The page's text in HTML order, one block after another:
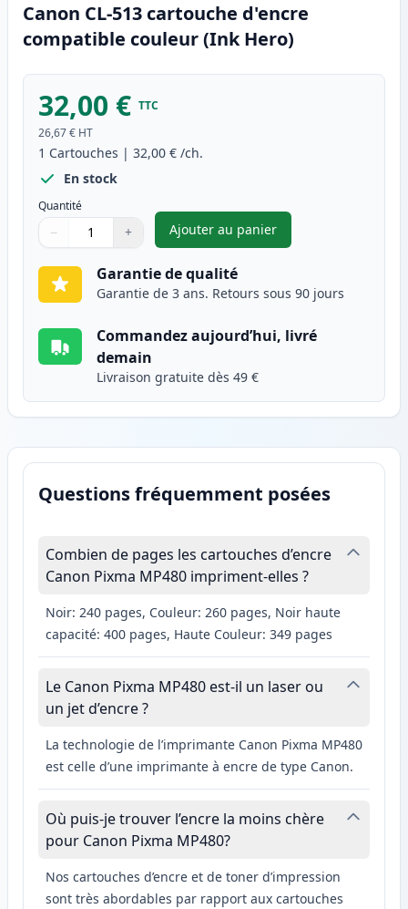
Canon CL-513 cartouche d'encre
compatible couleur (Ink Hero)
32,00 € TTC
26,67 € HT
1 Cartouches | 32,00 € /ch.
En stock
Quantité
Quantité
Utilisez les boutons pour ajuster
− +
Quantité
Ajouter au panier
,Canon CL-513 cartouche
Garantie de qualité
Garantie de 3 ans. Retours sous 90 jours
Commandez aujourd’hui, livré
demain
Livraison gratuite dès 49 €
Questions fréquemment posées
Combien de pages les cartouches d’encre
Canon Pixma MP480 impriment-elles ?
Noir: 240 pages, Couleur: 260 pages, Noir haute
capacité: 400 pages, Haute Couleur: 349 pages
Le Canon Pixma MP480 est-il un laser ou
un jet d’encre ?
La technologie de l’imprimante Canon Pixma MP480
est celle d’une imprimante à encre de type Canon.
Où puis-je trouver l’encre la moins chère
pour Canon Pixma MP480?
Nos cartouches d’encre et de toner d’impression
sont très abordables par rapport aux cartouches